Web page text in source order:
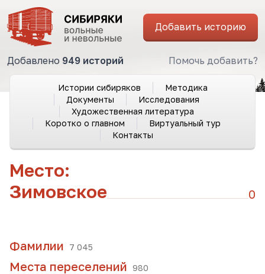
Добавить историю
Добавлено 949 историй Помочь добавить?
Истории сибиряков
Методика
Документы
Исследования
Художественная литература
Коротко о главном
Виртуальный тур
Контакты
Место:
Зимовское
0
Фамилии 7 045
Места переселений 980